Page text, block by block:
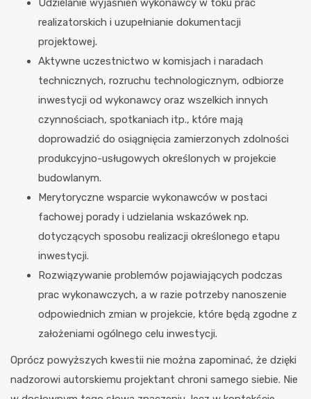
Udzielanie wyjaśnień wykonawcy w toku prac
realizatorskich i uzupełnianie dokumentacji
projektowej.
Aktywne uczestnictwo w komisjach i naradach
technicznych, rozruchu technologicznym, odbiorze
inwestycji od wykonawcy oraz wszelkich innych
czynnościach, spotkaniach itp., które mają
doprowadzić do osiągnięcia zamierzonych zdolności
produkcyjno-usługowych określonych w projekcie
budowlanym.
Merytoryczne wsparcie wykonawców w postaci
fachowej porady i udzielania wskazówek np.
dotyczących sposobu realizacji określonego etapu
inwestycji.
Rozwiązywanie problemów pojawiających podczas
prac wykonawczych, a w razie potrzeby nanoszenie
odpowiednich zmian w projekcie, które będą zgodne z
założeniami ogólnego celu inwestycji.
Oprócz powyższych kwestii nie można zapominać, że dzięki
nadzorowi autorskiemu projektant chroni samego siebie. Nie